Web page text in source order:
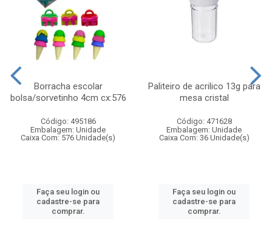
Borracha escolar
bolsa/sorvetinho 4cm cx:576
Código: 495186
Embalagem: Unidade
Caixa Com: 576 Unidade(s)
Faça seu login ou
cadastre-se para
comprar.
Paliteiro de acrilico 13g para
mesa cristal
Código: 471628
Embalagem: Unidade
Caixa Com: 36 Unidade(s)
Faça seu login ou
cadastre-se para
comprar.